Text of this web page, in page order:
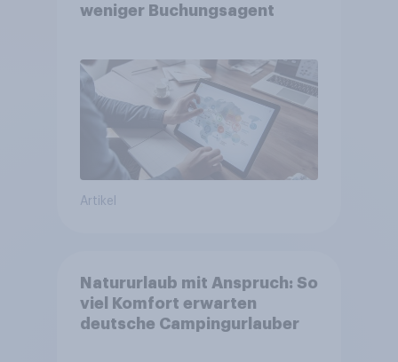
weniger Buchungsagent
Artikel
Natururlaub mit Anspruch: So
viel Komfort erwarten
deutsche Campingurlauber